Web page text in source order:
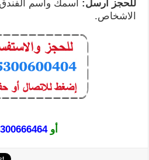
للحجز أرسل: أسمك وأسم
الاشخاص.
أو